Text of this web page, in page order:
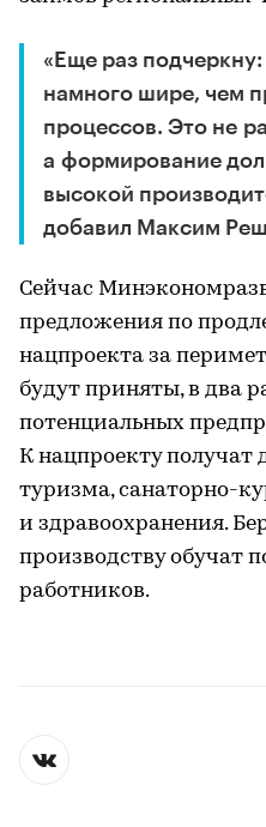
«Еще раз
намного шире, чем
процессов. Это не
а формирование
высокой
добавил Максим
Сейчас
предложения по
нацпроекта за
будут приняты, в два
потенциальных
К нацпроекту
туризма, санаторно-
и здравоохранения.
производству обучат
работников.